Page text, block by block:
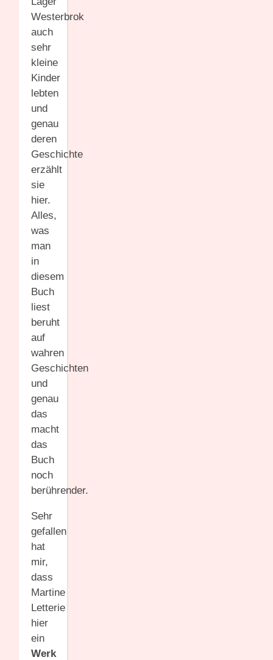
Westerbrok
auch
sehr
kleine
Kinder
lebten
und
genau
deren
Geschichte
erzählt
sie
hier.
Alles,
was
man
in
diesem
Buch
liest
beruht
auf
wahren
Geschichten
und
genau
das
macht
das
Buch
noch
berührender.
Sehr
gefallen
hat
mir,
dass
Martine
Letterie
hier
ein
Werk